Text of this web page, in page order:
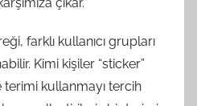
farklı kullanıcı grupları
Kimi kişiler “sticker”
kullanmayı tercih